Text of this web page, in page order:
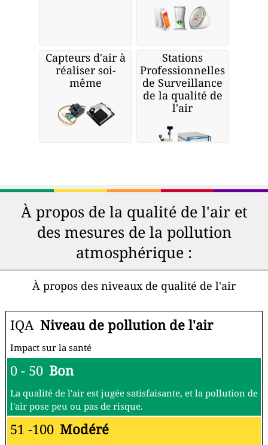
Capteurs d'air à
réaliser soi-
même
Stations
Professionnelles
de Surveillance
de la qualité de
l'air
À propos de la qualité de l'air et
des mesures de la pollution
atmosphérique :
À propos des niveaux de qualité de l'air
IQA Niveau de pollution de l'air
Impact sur la santé
0 - 50 Bon
La qualité de l'air est jugée satisfaisante, et la pollution de
l'air pose peu ou pas de risque.
51 -100 Modéré